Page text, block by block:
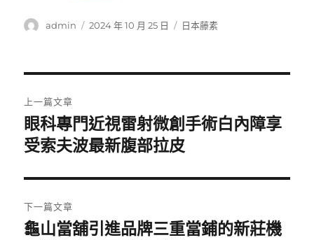
作
admin
發
2024 年 10 月 25 日
分
日本藤素
章
導
覽
上一篇文章
上
一
文
章:
眼科專門近視雷射微創手術白內障享
受索夫波最新腹部拉皮
下一篇文章
下
龜山當舖引進品牌三重當鋪的新莊機